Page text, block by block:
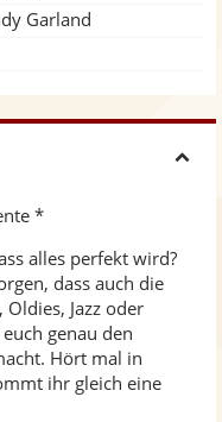
Garland
*
alles perfekt wird?
dass auch die
Jazz oder
genau den
Hört mal in
ihr gleich eine